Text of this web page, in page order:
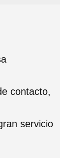
contacto,
servicio